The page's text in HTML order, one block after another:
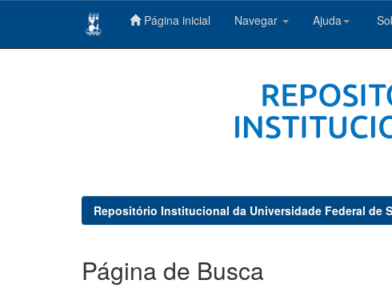
Página inicial Navegar Ajuda
Repositório Institucional da Universidade Federal de
Página de Busca